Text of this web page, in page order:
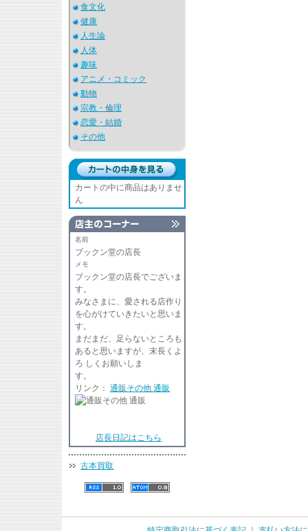
食文化
健康
人生論
人体
趣味
アニメ・コミック
動物
宗教・倫理
恋愛・結婚
その他
カートの中に商品はありませ
ん
名前
ブックン堂の店長
メモ
ブックン堂の店長でございま
す
みなさまに、愛される店作り
を心がけていきたいと思いま
す。
まだまだ、足らないところも
あると思いますが、末長くよ
ろ しくお願いしま
リンク： 通販その他 通販
店長日記はこちら
古本買取